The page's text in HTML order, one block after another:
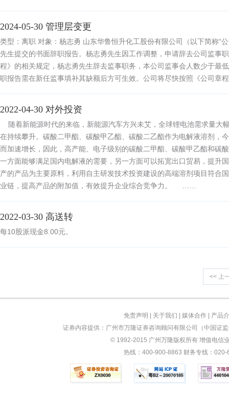
2024-05-30 管理层变更
类型：离职 对象：杨志勇 山东华鲁恒升化工股份有限公司（以下简称“
先生提交的书面辞职报告。杨志勇先生因工作调整，申请辞去公司监事
程》的相关规定，杨志勇先生辞去监事职务，本公司监事会人数少于最
职报告需在新任监事填补其缺额后方可生效。公司将尽快按照《公司章
2022-04-30 对外投资
随着新能源时代的来临，新能源汽车方兴未艾，全球锂电池需求量大
在持续攀升。碳酸二甲酯、碳酸甲乙酯、碳酸二乙酯作为电解液溶剂，
而加速增长，因此，高产能、电子级别的碳酸二甲酯、碳酸甲乙酯和碳
一方面能够满足国内电解液的需要，另一方面可以拓宽出口贸易，提
产的产品为主要原料，利用自主研发技术投资建设的高端溶剂项目符合
业链，提高产品的附加值，有效提升企业综合竞争力。 ……
2022-03-30 高送转
每10股派现金8.00元。
<< 上
免责声明 关于我们 媒体合作
产品
证券内容提供：广州市万隆证券咨询顾问有限公司（中国证
© 1992-2015 广州万隆版权所有 增值电信
热线：400-900-8863 财务专线：